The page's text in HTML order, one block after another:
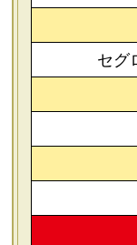
セグ